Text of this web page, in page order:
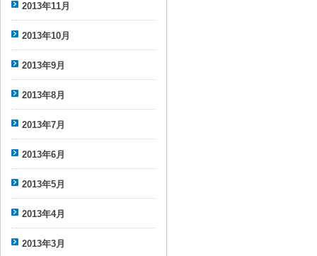
2013年11月
2013年10月
2013年9月
2013年8月
2013年7月
2013年6月
2013年5月
2013年4月
2013年3月